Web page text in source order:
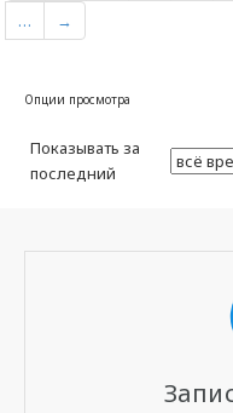
…
→
Опции просмотра
Показывать за
последний